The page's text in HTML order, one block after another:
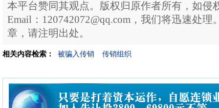
本平台赞同其观点。版权归原作者所有，如侵
Email：120742072@qq.com，我们将迅速处
章，请注明出处。
相关内容检索： 被骗入传销 传销组织